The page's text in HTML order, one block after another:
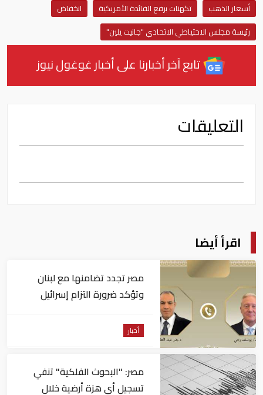
أسعار الذهب تكهنات برفع الفائدة الأمريكية
انخفاض
رئيسة مجلس الاحتياطي الاتحادي "جانيت يلين"
تابع آخر أخبارنا على أخبار غوغول نيوز
التعليقات
اقرأ أيضا
مصر تجدد تضامنها مع لبنان
وتؤكد ضرورة التزام إسرائيل
أخبار
مصر: "البحوث الفلكية" تنفي
تسجيل أي هزة أرضية خلال